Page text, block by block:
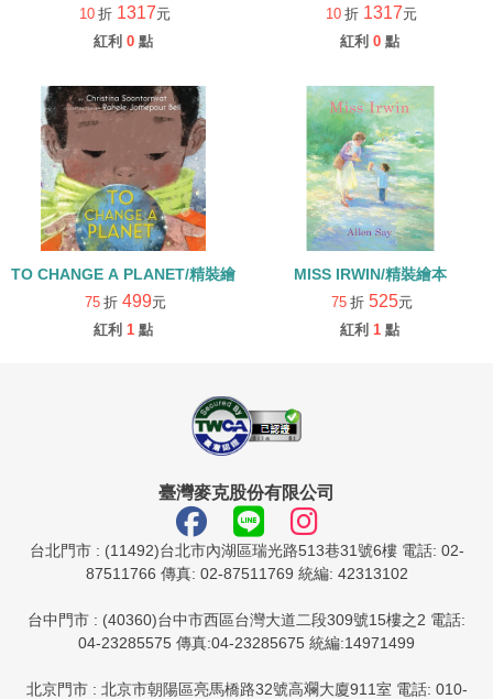
10 折 1317元
紅利 0 點
10 折 1317元
紅利 0 點
TO CHANGE A PLANET/精裝繪本
75 折 499元
紅利 1 點
MISS IRWIN/精裝繪本
75 折 525元
紅利 1 點
臺灣麥克股份有限公司
台北門市 : (11492)台北市內湖區瑞光路513巷31號6樓 電話: 02-
87511766 傳真: 02-87511769 統編: 42313102
台中門市 : (40360)台中市西區台灣大道二段309號15樓之2 電話:
04-23285575 傳真:04-23285675 統編:14971499
北京門市 : 北京市朝陽區亮馬橋路32號高斕大廈911室 電話: 010-